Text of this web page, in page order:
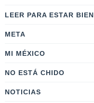
LEER PARA ESTAR BIEN
META
MI MÉXICO
NO ESTÁ CHIDO
NOTICIAS